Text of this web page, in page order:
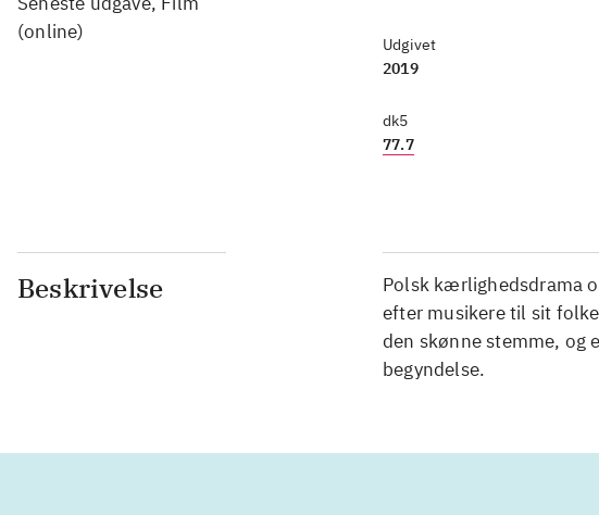
(online)
Udgivet
2019
dk5
77.7
Beskrivelse
Polsk kærlighedsdrama
efter musikere til sit
den skønne stemme, og
begyndelse.